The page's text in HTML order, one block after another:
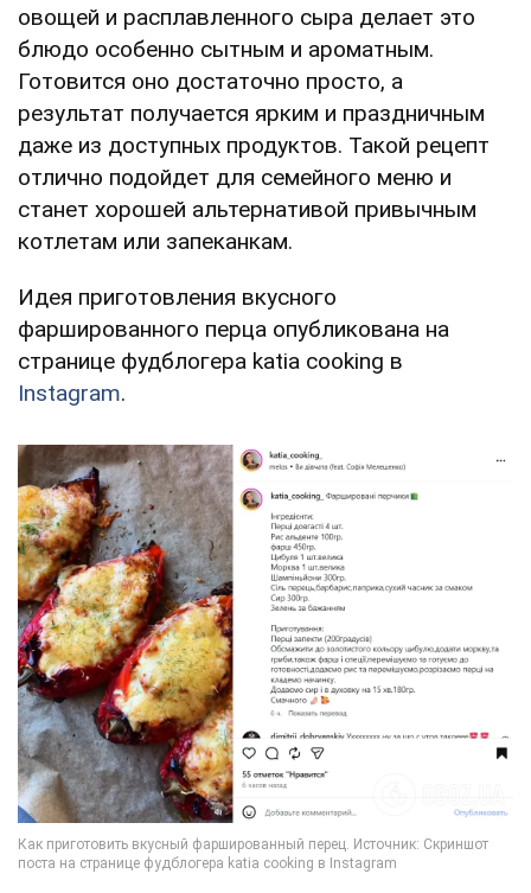
овощей и расплавленного сыра делает это
блюдо особенно сытным и ароматным.
Готовится оно достаточно просто, а
результат получается ярким и праздничным
даже из доступных продуктов. Такой рецепт
отлично подойдет для семейного меню и
станет хорошей альтернативой привычным
котлетам или запеканкам.
Идея приготовления вкусного
фаршированного перца опубликована на
странице фудблогера katia cooking в
Instagram.